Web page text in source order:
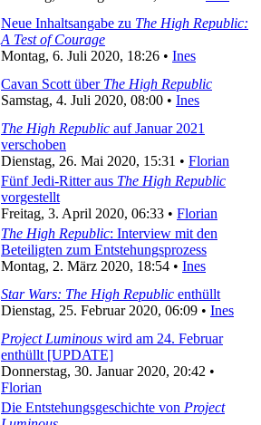
Neue Inhaltsangabe zu The High Republic:
A Test of Courage
Montag, 6. Juli 2020, 18:26 • Ines
Cavan Scott über The High Republic
Samstag, 4. Juli 2020, 08:00 • Ines
The High Republic auf Januar 2021
verschoben
Dienstag, 26. Mai 2020, 15:31 • Florian
Fünf Jedi-Ritter aus The High Republic
vorgestellt
Freitag, 3. April 2020, 06:33 • Florian
The High Republic: Interview mit den
Beteiligten zum Entstehungsprozess
Montag, 2. März 2020, 18:54 • Ines
Star Wars: The High Republic enthüllt
Dienstag, 25. Februar 2020, 06:09 • Ines
Project Luminous wird am 24. Februar
enthüllt [UPDATE]
Donnerstag, 30. Januar 2020, 20:42 •
Florian
Die Entstehungsgeschichte von Project